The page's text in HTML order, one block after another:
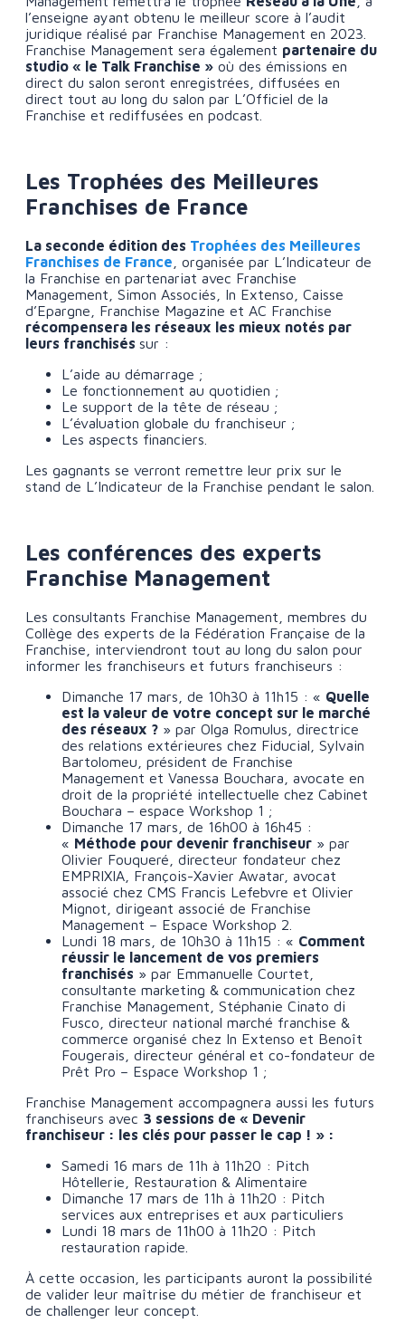
l’enseigne ayant obtenu le meilleur score à l’audit
juridique réalisé par Franchise Management en 2023.
Franchise Management sera également partenaire du
studio « le Talk Franchise » où des émissions en
direct du salon seront enregistrées, diffusées en
direct tout au long du salon par L’Officiel de la
Franchise et rediffusées en podcast.
Les Trophées des Meilleures
Franchises de France
La seconde édition des Trophées des Meilleures
Franchises de France , organisée par L’Indicateur de
la Franchise en partenariat avec Franchise
Management, Simon Associés, In Extenso, Caisse
d’Epargne, Franchise Magazine et AC Franchise
récompensera les réseaux les mieux notés par
leurs franchiséssur :
L’aide au démarrage ;
Le fonctionnement au quotidien ;
Le support de la tête de réseau ;
L’évaluation globale du franchiseur ;
Les aspects financiers.
Les gagnants se verront remettre leur prix sur le
stand de L’Indicateur de la Franchise pendant le salon.
Les conférences des experts
Franchise Management
Les consultants Franchise Management, membres du
Collège des experts de la Fédération Française de la
Franchise, interviendront tout au long du salon pour
informer les franchiseurs et futurs franchiseurs :
Dimanche 17 mars, de 10h30 à 11h15 : « Quelle
est la valeur de votre concept sur le marché
des réseaux ? » par Olga Romulus, directrice
des relations extérieures chez Fiducial, Sylvain
Bartolomeu, président de Franchise
Management et Vanessa Bouchara, avocate en
droit de la propriété intellectuelle chez Cabinet
Bouchara – espace Workshop 1 ;
Dimanche 17 mars, de 16h00 à 16h45 :
« Méthode pour devenir franchiseur » par
Olivier Fouqueré, directeur fondateur chez
EMPRIXIA, François-Xavier Awatar, avocat
associé chez CMS Francis Lefebvre et Olivier
Mignot, dirigeant associé de Franchise
Management – Espace Workshop 2.
Lundi 18 mars, de 10h30 à 11h15 :« Comment
réussir le lancement de vos premiers
franchisés » par Emmanuelle Courtet,
consultante marketing & communication chez
Franchise Management, Stéphanie Cinato di
Fusco, directeur national marché franchise &
commerce organisé chez In Extenso et Benoît
Fougerais, directeur général et co-fondateur de
Prêt Pro – Espace Workshop 1 ;
Franchise Management accompagnera aussi les futurs
franchiseurs avec 3 sessions de « Devenir
franchiseur : les clés pour passer le cap ! » :
Samedi 16 mars de 11h à 11h20 : Pitch
Hôtellerie, Restauration & Alimentaire
Dimanche 17 mars de 11h à 11h20 : Pitch
services aux entreprises et aux particuliers
Lundi 18 mars de 11h00 à 11h20 : Pitch
restauration rapide.
À cette occasion, les participants auront la possibilité
de valider leur maîtrise du métier de franchiseur et
de challenger leur concept.